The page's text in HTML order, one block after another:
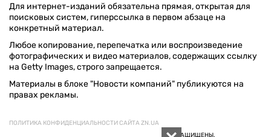
Для интернет-изданий обязательна прямая, открытая для
поисковых систем, гиперссылка в первом абзаце на
конкретный материал.
Любое копирование, перепечатка или воспроизведение
фотографических и видео материалов, содержащих ссылку
на Getty Images, строго запрещается.
Материалы в блоке "Новости компаний" публикуются на
правах рекламы.
ПОЛИТИКА КОНФИДЕНЦИАЛЬНОСТИ САЙТА ZN.UA
© 1994–2026 «ЗЕРКАЛО НЕДЕЛИ. УКРАИНА». ВСЕ ПРАВА ЗАЩИЩЕНЫ.